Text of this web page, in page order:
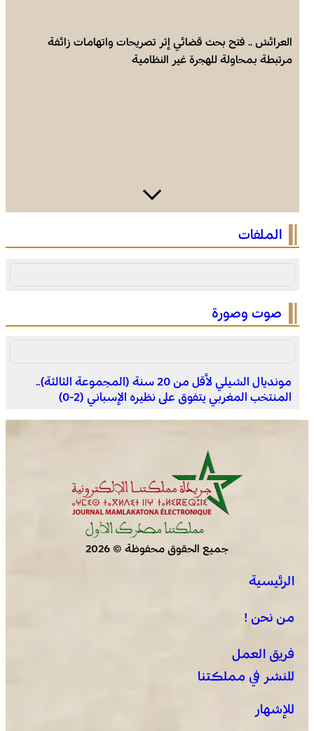
العرائش .. فتح بحث قضائي إثر تصريحات واتهامات زائفة
مرتبطة بمحاولة للهجرة غير النظامية
الصحراء المغربية .. كولومبيا تعلن تغييرا في موقفها وتعترف
بسيادة المغرب على صحرائه
الصحراء المغربية .. كولومبيا تعلن تغييرا في موقفها وتعترف
برقية تعزية ومواساة من أسرة جريدة “مملكتنا” إلى الأستاذ
المرحوم مُّحمد العمراني
الملفات
صوت وصورة
مونديال الشيلي لأقل من 20 سنة (المجموعة الثالثة)..
المنتخب المغربي يتفوق على نظيره الإسباني (2-0)
جميع الحقوق محفوظة © 2026
الرئيسية
من نحن !
فريق العمل
للنشر في مملكتنا
للإشهار